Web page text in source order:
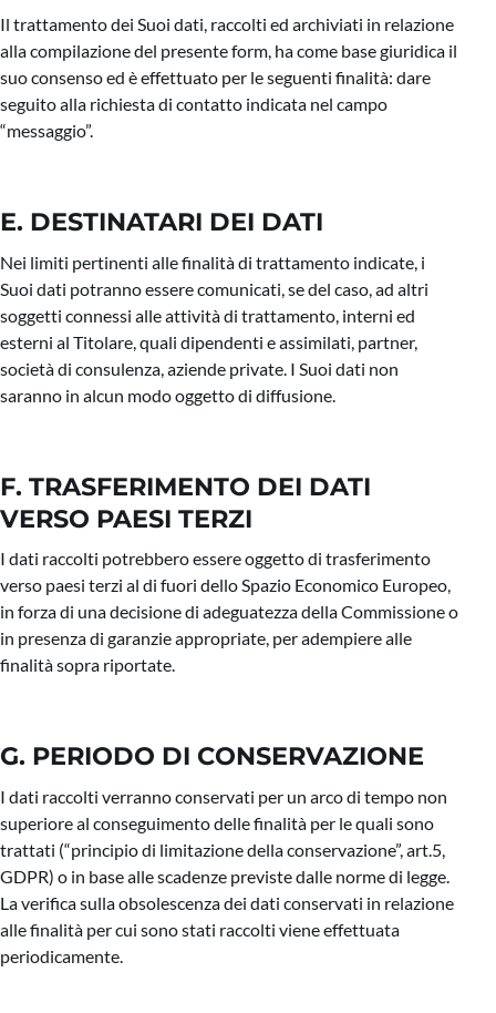
Il trattamento dei Suoi dati, raccolti ed archiviati in relazione
alla compilazione del presente form, ha come base giuridica il
suo consenso ed è effettuato per le seguenti finalità: dare
seguito alla richiesta di contatto indicata nel campo
“messaggio”.
E. DESTINATARI DEI DATI
Nei limiti pertinenti alle finalità di trattamento indicate, i
Suoi dati potranno essere comunicati, se del caso, ad altri
soggetti connessi alle attività di trattamento, interni ed
esterni al Titolare, quali dipendenti e assimilati, partner,
società di consulenza, aziende private. I Suoi dati non
saranno in alcun modo oggetto di diffusione.
F. TRASFERIMENTO DEI DATI
VERSO PAESI TERZI
I dati raccolti potrebbero essere oggetto di trasferimento
verso paesi terzi al di fuori dello Spazio Economico Europeo,
in forza di una decisione di adeguatezza della Commissione o
in presenza di garanzie appropriate, per adempiere alle
finalità sopra riportate.
G. PERIODO DI CONSERVAZIONE
I dati raccolti verranno conservati per un arco di tempo non
superiore al conseguimento delle finalità per le quali sono
trattati (“principio di limitazione della conservazione”, art.5,
GDPR) o in base alle scadenze previste dalle norme di legge.
La verifica sulla obsolescenza dei dati conservati in relazione
alle finalità per cui sono stati raccolti viene effettuata
periodicamente.